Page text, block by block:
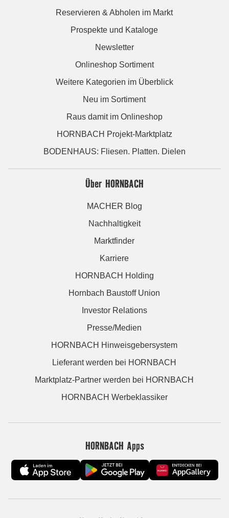
Reservieren & Abholen im Markt
Prospekte und Kataloge
Newsletter
Onlineshop Sortiment
Weitere Kategorien im Überblick
Neu im Sortiment
Raus damit im Onlineshop
HORNBACH Projekt-Marktplatz
BODENHAUS: Fliesen. Platten. Dielen
Über HORNBACH
MACHER Blog
Nachhaltigkeit
Marktfinder
Karriere
HORNBACH Holding
Hornbach Baustoff Union
Investor Relations
Presse/Medien
HORNBACH Hinweisgebersystem
Lieferant werden bei HORNBACH
Marktplatz-Partner werden bei HORNBACH
HORNBACH Werbeklassiker
HORNBACH Apps